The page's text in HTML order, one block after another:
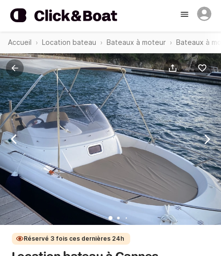
Accueil Location bateau Bateaux à moteur Bateaux à
Réservé 3 fois ces dernières 24h